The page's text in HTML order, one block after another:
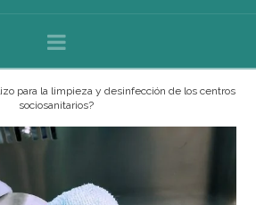
Navigation
para la limpieza y desinfección de los centros
sociosanitarios?